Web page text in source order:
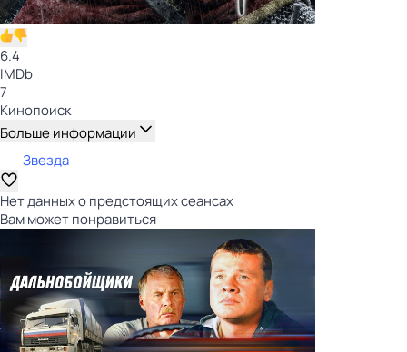
6.4
IMDb
7
Кинопоиск
Больше информации
Звезда
Нет данных о предстоящих сеансах
Вам может понравиться